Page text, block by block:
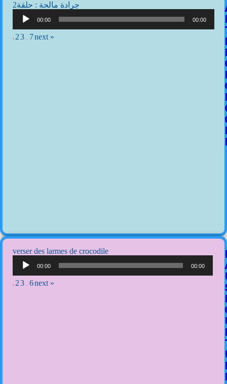
2جرادة مالحة : حلقة
00:00 00:00
1 23 7next »
verser des larmes de crocodile
00:00 00:00
1 23 6next »